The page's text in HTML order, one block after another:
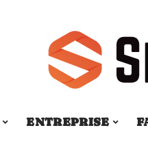
ENTREPRISE